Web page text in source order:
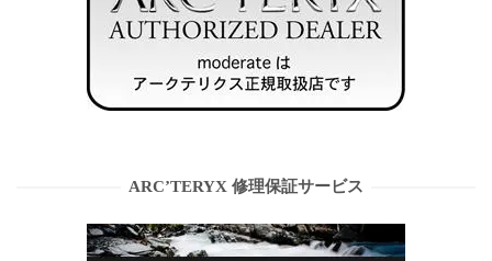
ARC’TERYX 修理保証サービス